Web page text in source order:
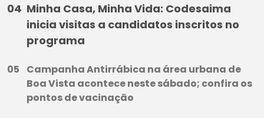
Minha Casa, Minha Vida: Codesaima
inicia visitas a candidatos inscritos no
programa
Campanha Antirrábica na área urbana de
Boa Vista acontece neste sábado; confira os
pontos de vacinação